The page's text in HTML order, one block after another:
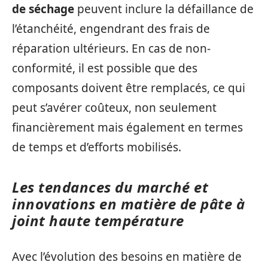
de séchage peuvent inclure la défaillance de
l’étanchéité, engendrant des frais de
réparation ultérieurs. En cas de non-
conformité, il est possible que des
composants doivent être remplacés, ce qui
peut s’avérer coûteux, non seulement
financièrement mais également en termes
de temps et d’efforts mobilisés.
Les tendances du marché et
innovations en matière de pâte à
joint haute température
Avec l’évolution des besoins en matière de